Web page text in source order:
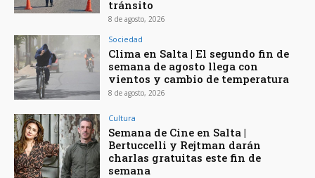
tránsito
8 de agosto, 2026
Sociedad
Clima en Salta | El segundo fin de
semana de agosto llega con
vientos y cambio de temperatura
8 de agosto, 2026
Cultura
Semana de Cine en Salta |
Bertuccelli y Rejtman darán
charlas gratuitas este fin de
semana